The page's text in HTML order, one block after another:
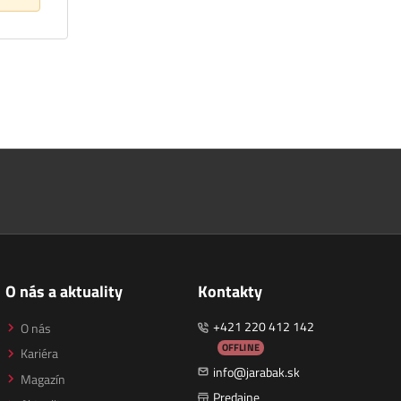
O nás a aktuality
O nás
Kariéra
Magazín
Kontakty
+421 220 412 142
OFFLINE
info@jarabak.sk
Predajne